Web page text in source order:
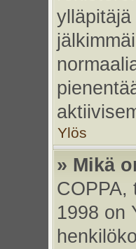
Ylös
» Mikä
COPPA,
1998 on